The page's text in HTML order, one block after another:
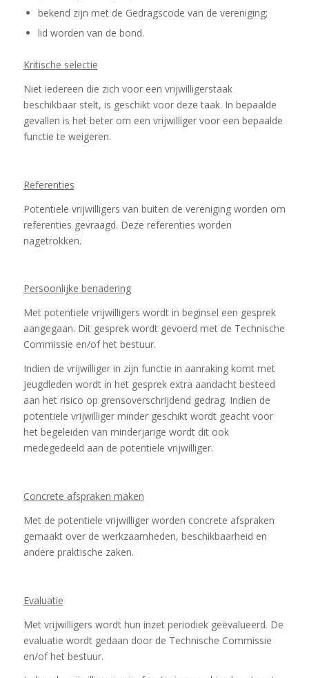
bekend zijn met de Gedragscode van de vereniging;
lid worden van de bond.
Kritische selectie
Niet iedereen die zich voor een vrijwilligerstaak
beschikbaar stelt, is geschikt voor deze taak. In bepaalde
gevallen is het beter om een vrijwilliger voor een bepaalde
functie te weigeren.
Referenties
Potentiele vrijwilligers van buiten de vereniging worden om
referenties gevraagd. Deze referenties worden
nagetrokken.
Persoonlijke benadering
Met potentiele vrijwilligers wordt in beginsel een gesprek
aangegaan. Dit gesprek wordt gevoerd met de Technische
Commissie en/of het bestuur.
Indien de vrijwilliger in zijn functie in aanraking komt met
jeugdleden wordt in het gesprek extra aandacht besteed
aan het risico op grensoverschrijdend gedrag. Indien de
potentiele vrijwilliger minder geschikt wordt geacht voor
het begeleiden van minderjarige wordt dit ook
medegedeeld aan de potentiele vrijwilliger.
Concrete afspraken maken
Met de potentiele vrijwilliger worden concrete afspraken
gemaakt over de werkzaamheden, beschikbaarheid en
andere praktische zaken.
Evaluatie
Met vrijwilligers wordt hun inzet periodiek geëvalueerd. De
evaluatie wordt gedaan door de Technische Commissie
en/of het bestuur.